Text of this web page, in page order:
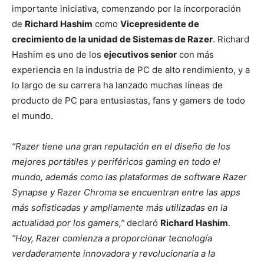
importante iniciativa, comenzando por la incorporación
de Richard Hashim como Vicepresidente de
crecimiento de la unidad de Sistemas de Razer. Richard
Hashim es uno de los ejecutivos senior con más
experiencia en la industria de PC de alto rendimiento, y a
lo largo de su carrera ha lanzado muchas líneas de
producto de PC para entusiastas, fans y gamers de todo
el mundo.
“Razer tiene una gran reputación en el diseño de los
mejores portátiles y periféricos gaming en todo el
mundo, además como las plataformas de software Razer
Synapse y Razer Chroma se encuentran entre las apps
más sofisticadas y ampliamente más utilizadas en la
actualidad por los gamers,” declaró Richard Hashim.
“Hoy, Razer comienza a proporcionar tecnología
verdaderamente innovadora y revolucionaria a la